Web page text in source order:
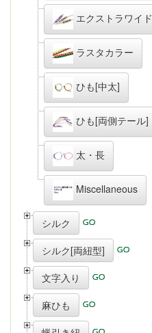
エクストラワイド
ラスタカラー
ひも[中太]
ひも[両側テール]
太・長
Miscellaneous
シルク
シルク[両紐型]
文字入り
麻ひも